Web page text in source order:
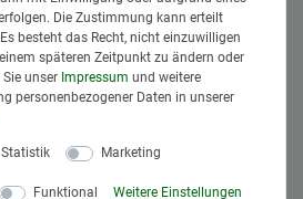
ich dieDaten­schutz­erklärunggelesen
Die Zustimmung kann erteilt
besteht das Recht, nicht einzuwilligen
späteren Zeitpunkt zu ändern oder
unser Impressum und weitere
personenbezogener Daten in unserer
Statistik Marketing
Funktional Weitere Einstellungen